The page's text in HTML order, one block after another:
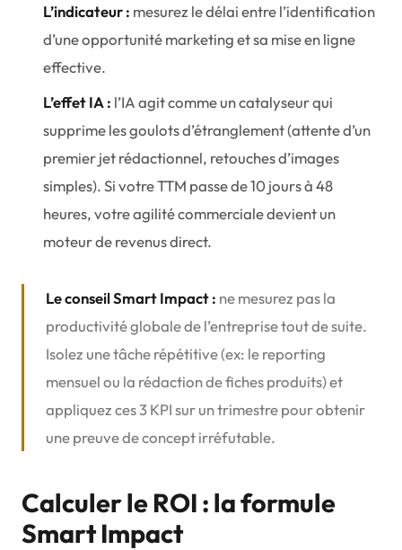
L’indicateur : mesurez le délai entre l’identification
d’une opportunité marketing et sa mise en ligne
effective.
L’effet IA : l’IA agit comme un catalyseur qui
supprime les goulots d’étranglement (attente d’un
premier jet rédactionnel, retouches d’images
simples). Si votre TTM passe de 10 jours à 48
heures, votre agilité commerciale devient un
moteur de revenus direct.
Le conseil Smart Impact : ne mesurez pas la
productivité globale de l’entreprise tout de suite.
Isolez une tâche répétitive (ex: le reporting
mensuel ou la rédaction de fiches produits) et
appliquez ces 3 KPI sur un trimestre pour obtenir
une preuve de concept irréfutable.
Calculer le ROI : la formule
Smart Impact